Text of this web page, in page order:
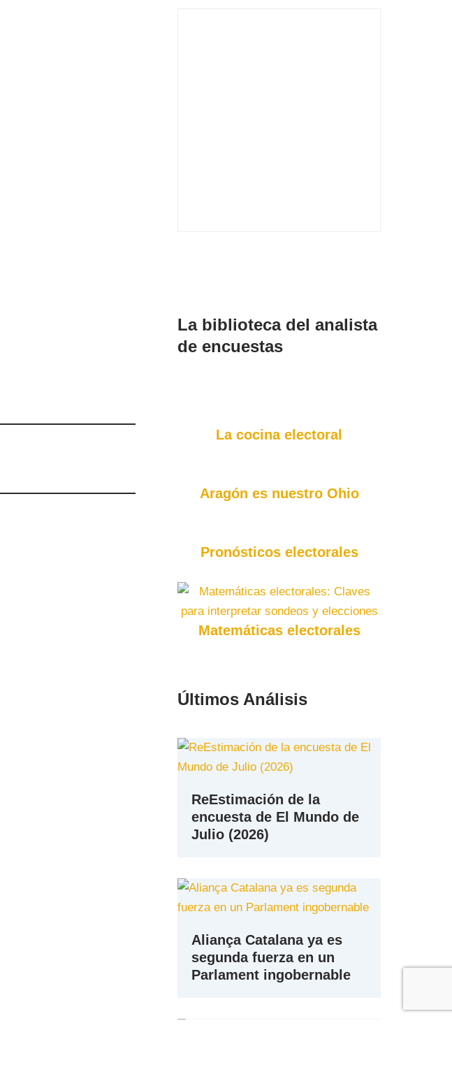
La biblioteca del analista
de encuestas
La cocina electoral
Aragón es nuestro Ohio
Pronósticos electorales
Matemáticas electorales
Últimos Análisis
ReEstimación de la
encuesta de El Mundo de
Julio (2026)
Aliança Catalana ya es
segunda fuerza en un
Parlament ingobernable